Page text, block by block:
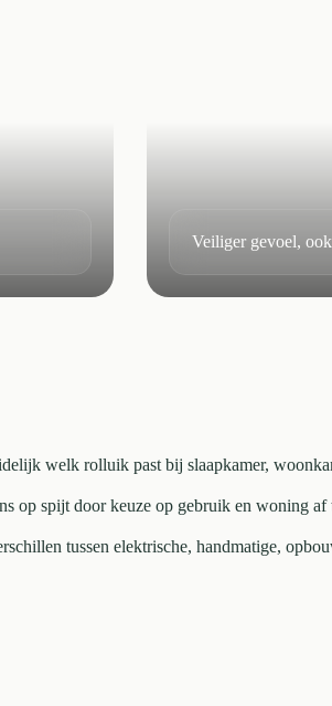
Veiliger gevoel,
welk rolluik past bij slaapkamer,
op spijt door keuze op gebruik en woning af
tussen elektrische, handmatige,